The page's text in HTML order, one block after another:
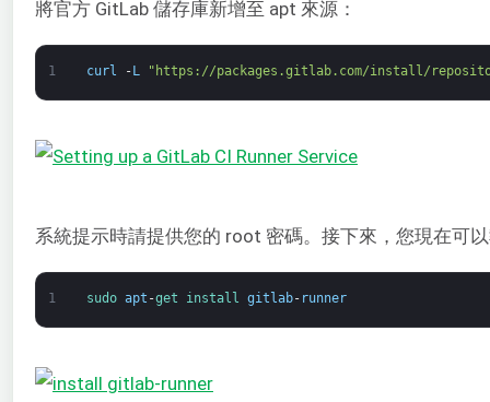
將官方 GitLab 儲存庫新增至 apt 來源：
1 curl - L "https://packages.gitlab.com/install/
系統提示時請提供您的 root 密碼。接下來，您現在可
1 sudo apt -get install gitlab- runner